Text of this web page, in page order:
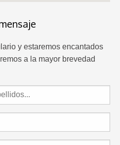
y estaremos encantados
a la mayor brevedad